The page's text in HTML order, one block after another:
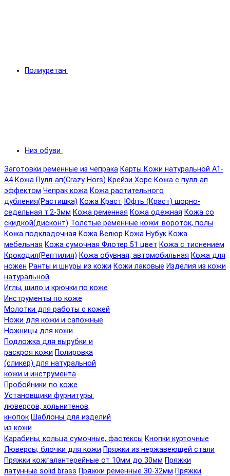
Полиуретан
Низ обуви
Заготовки ременные из чепрака Карты Кожи натуральной А1-
А4 Кожа Пулл-ап(Crazy Hors) Крейзи Хорс Кожа с пулл-ап
эффектом Чепрак кожа Кожа растительного
дубления(Растишка) Кожа Краст Юфть (Краст) шорно-
седельная т.2-3мм Кожа ременная Кожа одежная Кожа со
скидкой(дисконт) Толстые ременные кожи: вороток, полы
Кожа подкладочная Кожа Велюр Кожа Нубук Кожа
мебельная Кожа сумочная Флотер 51 цвет Кожа с тиснением
Крокодил(Рептилия) Кожа обувная, автомобильная Кожа для
ножен Ранты и шнуры из кожи Кожи лаковые Изделия из кожи
натуральной
Иглы, шило и крючки по коже
Инструменты по коже
Молотки для работы с кожей
Ножи для кожи и сапожные
Ножницы для кожи
Подложка для вырубки и
раскроя кожи Полировка
(сликер) для натуральной
кожи и инструмента
Пробойники по коже
Установщики фурнитуры:
люверсов, хольнитенов,
кнопок Шаблоны для изделий
из кожи
Карабины, кольца сумочные, фастексы Кнопки курточные
Люверсы, блочки для кожи Пряжки из нержавеющей стали
Пряжки кожгалантерейные от 10мм до 30мм Пряжки
латунные solid brass Пряжки ременные 30-32мм Пряжки